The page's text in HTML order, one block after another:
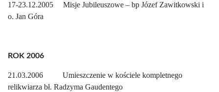
17-23.12.2005 Misje Jubileuszowe – bp Józef Zawitkowski i
o. Jan Góra
ROK 2006
21.03.2006 Umieszczenie w kościele kompletnego
relikwiarza bł. Radzyma Gaudentego